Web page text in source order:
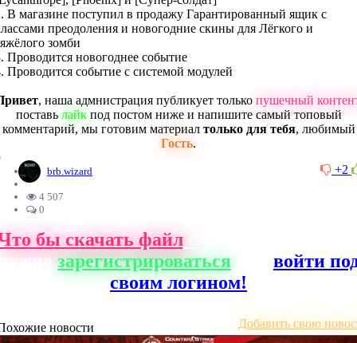
В магазине поступил в продажу Гарантированный ящик с
преодоления и новогодние скины для Лёгкого и
зомби
Проводится новогоднее событие
Проводится событие с системой модулей
, наша адмнистрация публикует только пушечный
поставь лайкпод постом ниже и напишите самый топовый
комментарий, мы готовим материал только для тебя, любимый
Гость.
+2
brb.wizard
4 507
0
бы скачать файлс нашего сайта,
зарегистрироваться
войти
своим логином!
новости Добавить свою